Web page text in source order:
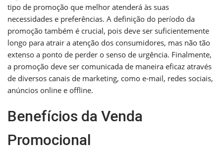
tipo de promoção que melhor atenderá às suas
necessidades e preferências. A definição do período da
promoção também é crucial, pois deve ser suficientemente
longo para atrair a atenção dos consumidores, mas não tão
extenso a ponto de perder o senso de urgência. Finalmente,
a promoção deve ser comunicada de maneira eficaz através
de diversos canais de marketing, como e-mail, redes sociais,
anúncios online e offline.
Benefícios da Venda
Promocional